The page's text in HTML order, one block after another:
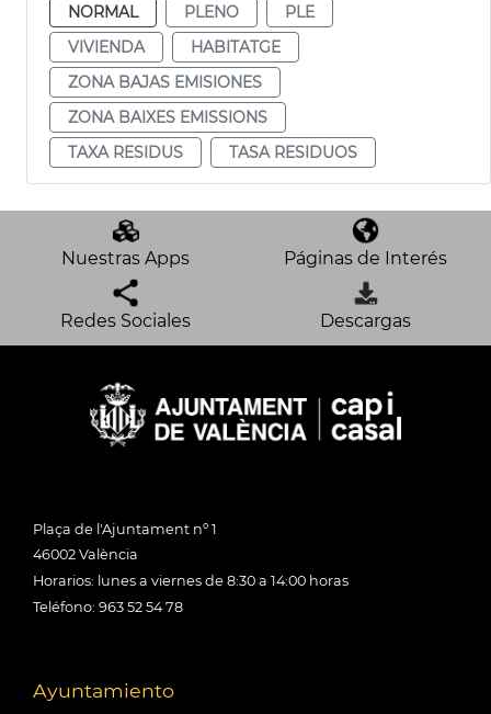
NORMAL
PLENO
PLE
VIVIENDA
HABITATGE
ZONA BAJAS EMISIONES
ZONA BAIXES EMISSIONS
TAXA RESIDUS
TASA RESIDUOS
Nuestras Apps Páginas de Interés
Redes Sociales Descargas
Plaça de l'Ajuntament nº 1
46002 València
Horarios: lunes a viernes de 8:30 a 14:00 horas
Teléfono: 963 52 54 78
Ayuntamiento